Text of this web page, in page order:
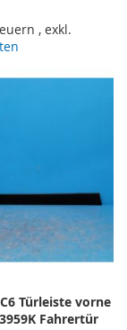
, exkl.
Türleiste vorne
Fahrertür